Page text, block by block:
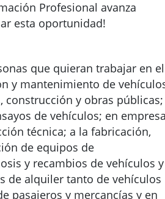
Profesional avanza
esta oportunidad!
que quieran trabajar en el
y mantenimiento de
construcción y obras públicas;
de vehículos; en
técnica; a la fabricación,
de equipos de
y recambios de vehículos y
de alquiler tanto de vehículos
pasajeros y mercancías y en